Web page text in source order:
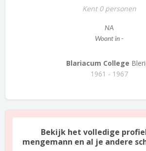
Kent 0 personen
NA
Woont in -
Blariacum College
1961 - 1967
Bekijk het volledige
mengemann en al je andere